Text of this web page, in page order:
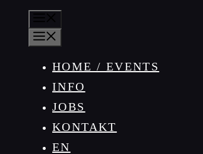
HOME / EVENTS
INFO
JOBS
KONTAKT
EN